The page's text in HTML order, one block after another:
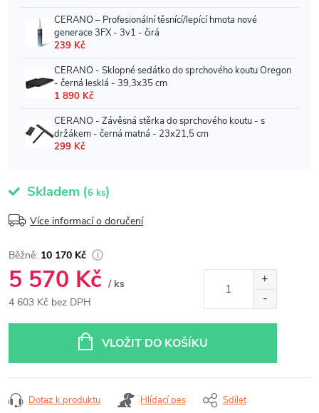
Skladem (6 ks)
Více informací o doručení
10 170 Kč
5 570 Kč / ks
4 603 Kč bez DPH
VLOŽIT DO KOŠÍKU
Dotaz k produktu Hlídací pes Sdílet